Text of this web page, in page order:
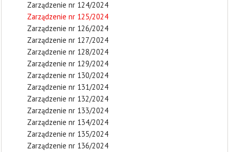
Zarządzenie nr 124/2024
Zarządzenie nr 125/2024
Zarządzenie nr 126/2024
Zarządzenie nr 127/2024
Zarządzenie nr 128/2024
Zarządzenie nr 129/2024
Zarządzenie nr 130/2024
Zarządzenie nr 131/2024
Zarządzenie nr 132/2024
Zarządzenie nr 133/2024
Zarządzenie nr 134/2024
Zarządzenie nr 135/2024
Zarządzenie nr 136/2024